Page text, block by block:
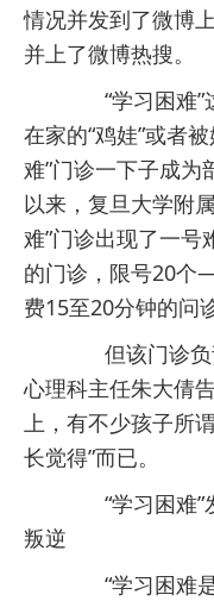
情况并发到了微博
并上了微博热搜。
“学习困难”
在家的“鸡娃”或者
难”门诊一下子成为
以来，复旦大学附
难”门诊出现了一号
的门诊，限号20
费15至20分钟的问
但该门诊负
心理科主任朱大倩
上，有不少孩子所
长觉得”而已。
“学习困难
叛逆
“学习困难是